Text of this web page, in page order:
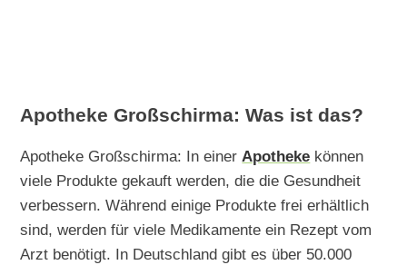
Apotheke Großschirma: Was ist das?
Apotheke Großschirma: In einer Apotheke können
viele Produkte gekauft werden, die die Gesundheit
verbessern. Während einige Produkte frei erhältlich
sind, werden für viele Medikamente ein Rezept vom
Arzt benötigt. In Deutschland gibt es über 50.000